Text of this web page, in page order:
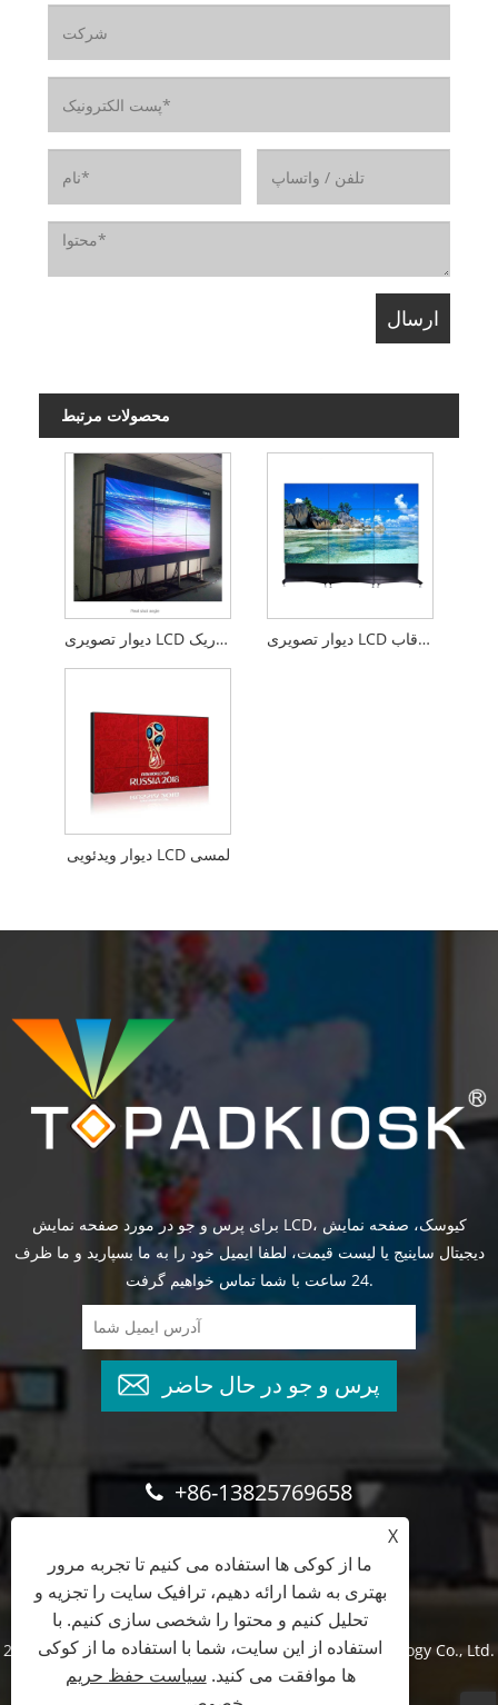
محصولات مرتبط
دیوار تصویری LCD با حاشیه باریک دیوار تصویری LCD صفر قاب
دیوار ویدئویی LCD لمسی
برای پرس و جو در مورد صفحه نمایش LCD، کیوسک، صفحه نمایش
دیجیتال ساینیج یا لیست قیمت، لطفا ایمیل خود را به ما بسپارید و ما ظرف
24 ساعت با شما تماس خواهیم گرفت.
پرس و جو در حال حاضر
+86-13825769658
marketing@topadkiosk.com
حق چاپ © 2024 Shenzhen TopAdkiosk Display Technology Co., Ltd.
کلیه حقوق محفوظ است
X
ما از کوکی ها استفاده می کنیم تا تجربه مرور
بهتری به شما ارائه دهیم، ترافیک سایت را تجزیه و
تحلیل کنیم و محتوا را شخصی سازی کنیم. با
استفاده از این سایت، شما با استفاده ما از کوکی
ها موافقت می کنید. سیاست حفظ حریم